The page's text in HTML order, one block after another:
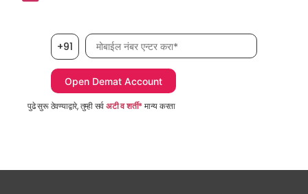
+91 मोबाईल नंबर, आवश्यक
पुढे सुरू ठेवण्याद्वारे, तुम्ही सर्वअटी व शर्ती*मान्य करता